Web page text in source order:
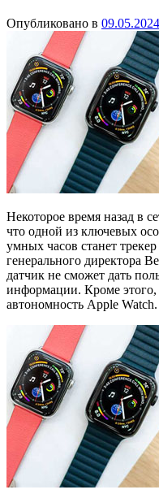
Опубликовано в 09.05.2024
Некоторое время назад в
что одной из ключевых
умных часов станет
генерального директора
датчик не сможет дать
информации. Кроме этого,
автономность Apple Watch.